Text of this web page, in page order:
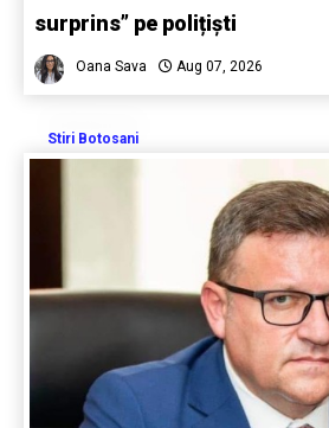
surprins” pe polițiști
Oana Sava Aug 07, 2026
Stiri Botosani